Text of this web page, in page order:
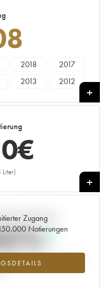
2018
2017
2013
2012
1998
€
+
Zugang
Notierungen
Preisnotierung
Jahr 2026 im Vergleich zum